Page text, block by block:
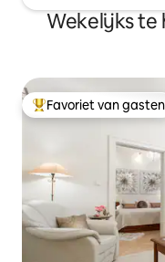
Wekelijks te
Topfavoriet van
Favoriet van gasten